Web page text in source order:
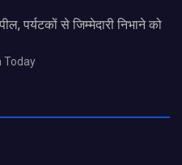
पर्यटकों से जिम्मेदारी निभाने को
Today